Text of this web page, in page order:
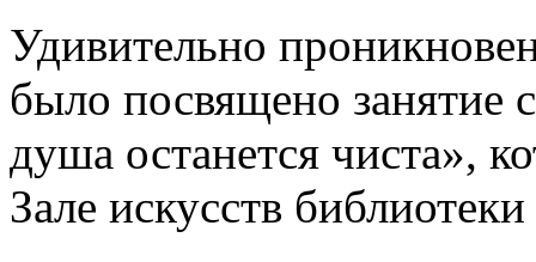
Удивительно
было посвящено
душа останется чиста»,
Зале искусств